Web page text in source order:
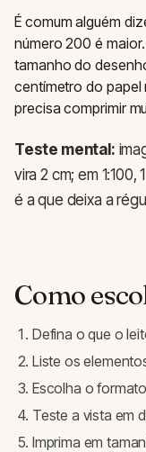
É comum alguém
número 200 é
tamanho do
centímetro do papel
precisa comprimir
Teste mental:
vira 2 cm; em 1:100,
é a que deixa a
Como
Defina o que o
Liste os
Escolha o
Teste a vista em
Imprima em